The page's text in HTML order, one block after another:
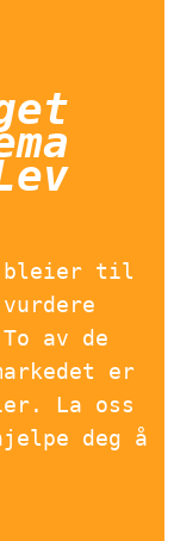
bleier til
av de
er
La oss
deg å